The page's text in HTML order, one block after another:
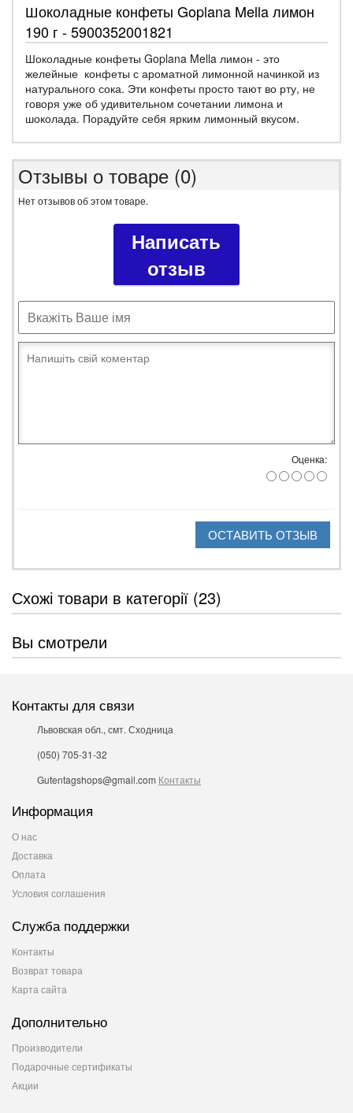
Шоколадные конфеты Goplana Mella лимон
190 г - 5900352001821
Шоколадные конфеты Goplana Mella лимон - это
желейные конфеты с ароматной лимонной начинкой из
натурального сока. Эти конфеты просто тают во рту, не
говоря уже об удивительном сочетании лимона и
шоколада. Порадуйте себя ярким лимонный вкусом.
Отзывы о товаре (0)
Нет отзывов об этом товаре.
Написать
отзыв
Оценка:
ОСТАВИТЬ ОТЗЫВ
Схожі товари в категорії (23)
Вы смотрели
Контакты для связи
Львовская обл., смт. Сходница
(050) 705-31-32
Gutentagshops@gmail.com Контакты
Информация
О нас
Доставка
Оплата
Условия соглашения
Служба поддержки
Контакты
Возврат товара
Карта сайта
Дополнительно
Производители
Подарочные сертификаты
Акции